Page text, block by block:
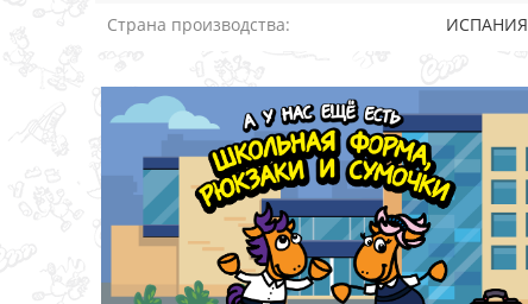
Страна производства:
ИСПАНИЯ